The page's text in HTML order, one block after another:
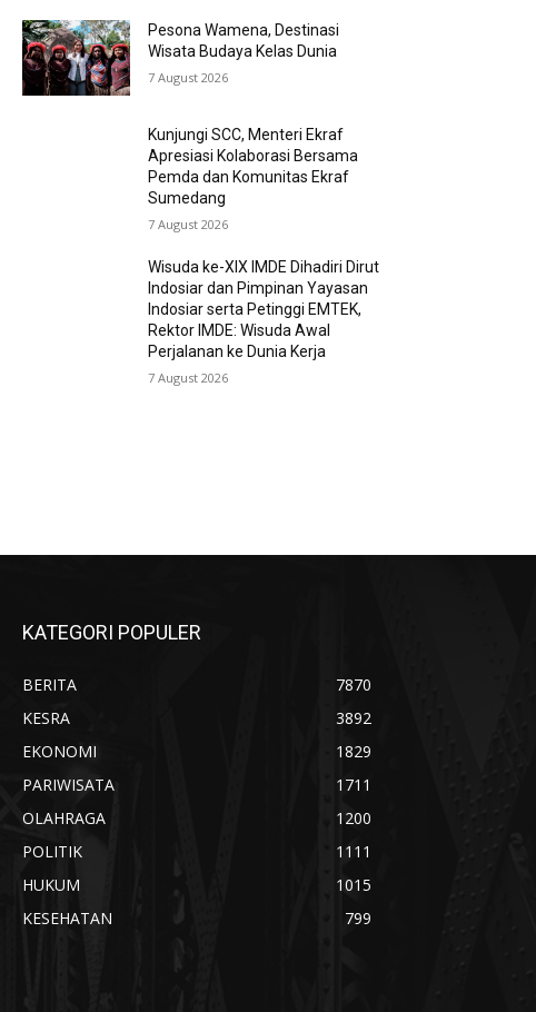
Pesona Wamena, Destinasi
Wisata Budaya Kelas Dunia
7 August 2026
Kunjungi SCC, Menteri Ekraf
Apresiasi Kolaborasi Bersama
Pemda dan Komunitas Ekraf
Sumedang
7 August 2026
Wisuda ke-XIX IMDE Dihadiri Dirut
Indosiar dan Pimpinan Yayasan
Indosiar serta Petinggi EMTEK,
Rektor IMDE: Wisuda Awal
Perjalanan ke Dunia Kerja
7 August 2026
KATEGORI POPULER
BERITA
7870
KESRA
3892
EKONOMI
1829
PARIWISATA
1711
OLAHRAGA
1200
POLITIK
1111
HUKUM
1015
KESEHATAN
799